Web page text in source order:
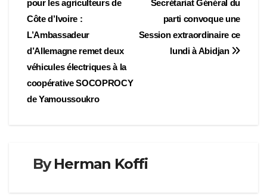
de
l’article
Secrétariat Général du
parti convoque une
Session extraordinaire ce
lundi à Abidjan
pour les agriculteurs de
Côte d’Ivoire :
L’Ambassadeur
d’Allemagne remet deux
véhicules électriques à la
coopérative SOCOPROCY
de Yamoussoukro
ByHerman Koffi